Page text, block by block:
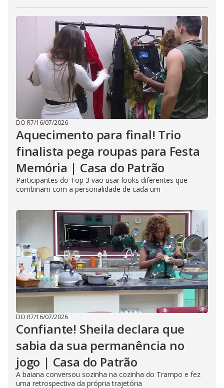
DO R7/16/07/2026
Aquecimento para final! Trio
finalista pega roupas para Festa
Memória | Casa do Patrão
Participantes do Top 3 vão usar looks diferentes que
combinam com a personalidade de cada um
DO R7/16/07/2026
Confiante! Sheila declara que
sabia da sua permanência no
jogo | Casa do Patrão
A baiana conversou sozinha na cozinha do Trampo e fez
uma retrospectiva da própria trajetória